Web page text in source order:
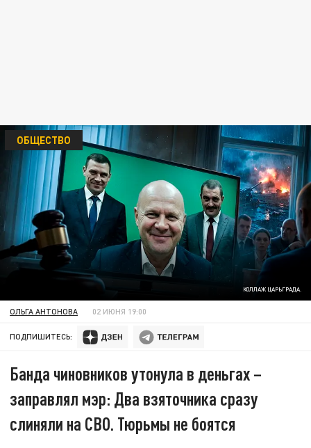
КОЛЛАЖ ЦАРЬГРАДА.
ОБЩЕСТВО
ОЛЬГА АНТОНОВА 02 ИЮНЯ 19:00
ПОДПИШИТЕСЬ:
Банда чиновников утонула в деньгах –
заправлял мэр: Два взяточника сразу
слиняли на СВО. Тюрьмы не боятся